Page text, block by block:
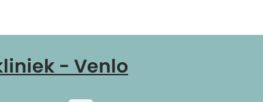
- Venlo